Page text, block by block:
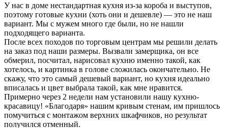
У нас в доме нестандартная кухня из-за короба и выступов,
поэтому готовые кухни (хоть они и дешевле) — это не наш
вариант. Мы с мужем много где были, но не нашли
подходящего варианта.
После всех походов по торговым центрам мы решили делать
на заказ под наши размеры. Вызвали замерщика, он все
обмерил, посчитал, нарисовал кухню именно такой, как
хотелось, и картинка в голове сложилась окончательно. Не
скажу, что это самый дешевый вариант, но кухня идеально
вписалась и цвет выбрала такой, как мне нравится.
Примерно через 2 недели нам установили нашу кухню-
красавицу! «Благодаря» нашим кривым стенам, им пришлось
помучиться с монтажом верхних шкафчиков, но результат
получился отменный.